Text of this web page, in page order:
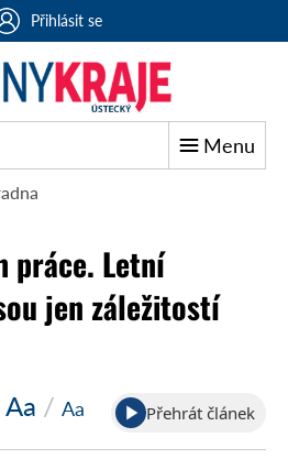
Přihlásit se
Menu
práce. Letní
jen záležitostí
Aa / Aa Přehrát článek